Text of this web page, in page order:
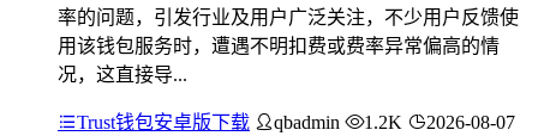
率的问题，引发行业及用户广泛关注，不少用户反馈使
用该钱包服务时，遭遇不明扣费或费率异常偏高的情
况，这直接导...
Trust钱包安卓版下载 qbadmin 1.2K 2026-08-07